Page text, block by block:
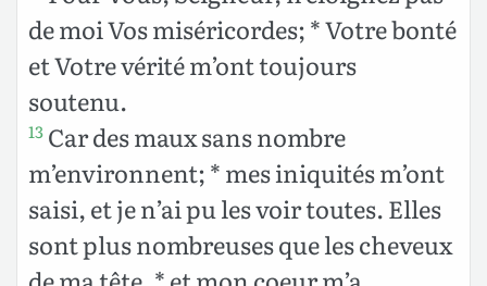
de moi Vos miséricordes; * Votre bonté
et Votre vérité m’ont toujours
soutenu.
13 Car des maux sans nombre
m’environnent; * mes iniquités m’ont
saisi, et je n’ai pu les voir toutes. Elles
sont plus nombreuses que les cheveux